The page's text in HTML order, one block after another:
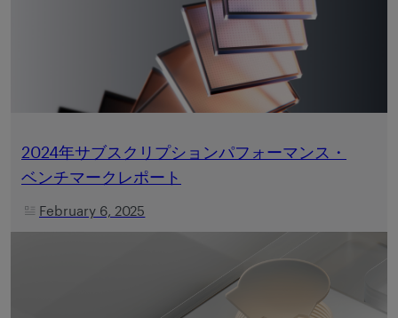
2024年サブスクリプションパフォーマンス・
ベンチマークレポート
February 6, 2025